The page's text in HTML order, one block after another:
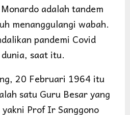
adalah tandem
menanggulangi wabah.
pandemi Covid
saat itu.
20 Februari 1964 itu
satu Guru Besar yang
Prof Ir Sanggono